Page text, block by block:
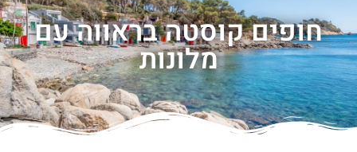
חופים קוסטה בראווה עם
מלונות